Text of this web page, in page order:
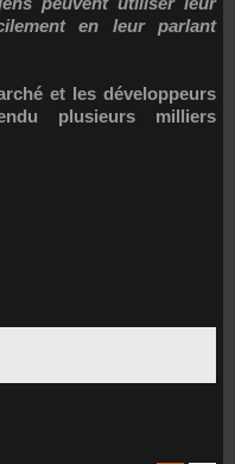
en leur parlant
et les développeurs
plusieurs milliers